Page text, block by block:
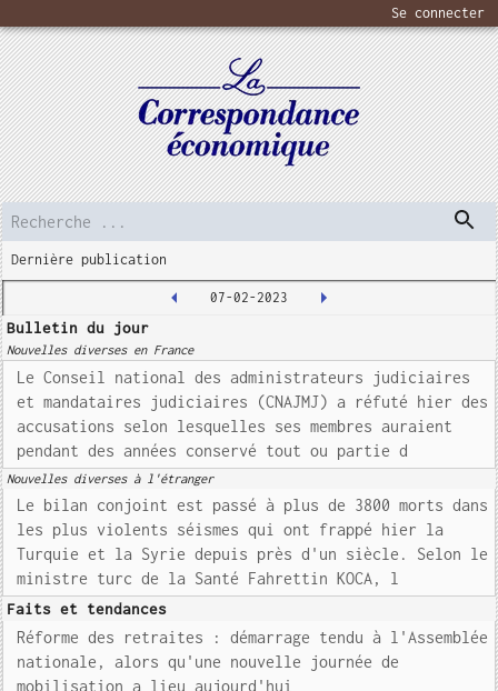
Se connecter
Dernière publication
07-02-2023
Bulletin du jour
Nouvelles diverses en France
Le Conseil national des administrateurs judiciaires
et mandataires judiciaires (CNAJMJ) a réfuté hier des
accusations selon lesquelles ses membres auraient
pendant des années conservé tout ou partie d
Nouvelles diverses à l'étranger
Le bilan conjoint est passé à plus de 3800 morts dans
les plus violents séismes qui ont frappé hier la
Turquie et la Syrie depuis près d'un siècle. Selon le
ministre turc de la Santé Fahrettin KOCA, l
Faits et tendances
Réforme des retraites : démarrage tendu à l'Assemblée
nationale, alors qu'une nouvelle journée de
mobilisation a lieu aujourd'hui